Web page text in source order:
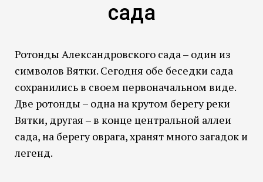
сада
Ротонды Александровского сада – один из
символов Вятки. Сегодня обе беседки сада
сохранились в своем первоначальном виде.
Две ротонды – одна на крутом берегу реки
Вятки, другая – в конце центральной аллеи
сада, на берегу оврага, хранят много загадок и
легенд.